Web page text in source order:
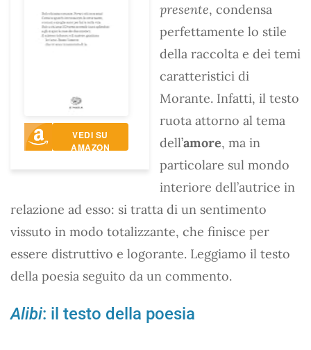
VEDI SU
AMAZON
presente, condensa
perfettamente lo stile
della raccolta e dei temi
caratteristici di
Morante. Infatti, il testo
ruota attorno al tema
dell’amore, ma in
particolare sul mondo
interiore dell’autrice in
relazione ad esso: si tratta di un sentimento
vissuto in modo totalizzante, che finisce per
essere distruttivo e logorante. Leggiamo il testo
della poesia seguito da un commento.
Alibi: il testo della poesia